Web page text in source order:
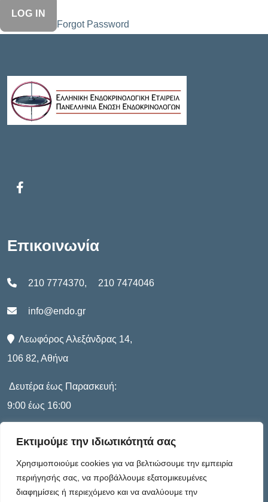
Εκτιμούμε την ιδιωτικότητά σας
Χρησιμοποιούμε cookies για να βελτιώσουμε την εμπειρία
περιήγησής σας, να προβάλλουμε εξατομικευμένες
διαφημίσεις ή περιεχόμενο και να αναλύουμε την
Forgot Password
Επικοινωνία
210 7774370, 210 7474046
info@endo.gr
Λεωφόρος Αλεξάνδρας 14,
106 82, Αθήνα
Δευτέρα έως Παρασκευή:
9:00 έως 16:00
Πληροφορίες
Καταστατικό